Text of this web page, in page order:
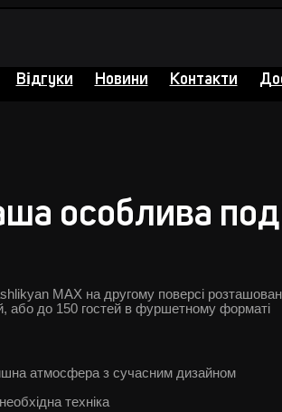
Відгуки Новини Контакти
особлива
MAX на другому поверсі
або до 150 гостей в фуршетному форматі
атмосфера з сучасним дизайном
техніка